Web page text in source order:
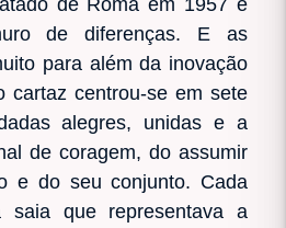
de diferenças. E as
para além da inovação
cartaz centrou-se em sete
alegres, unidas e a
de coragem, do assumir
e do seu conjunto. Cada
saia que representava a